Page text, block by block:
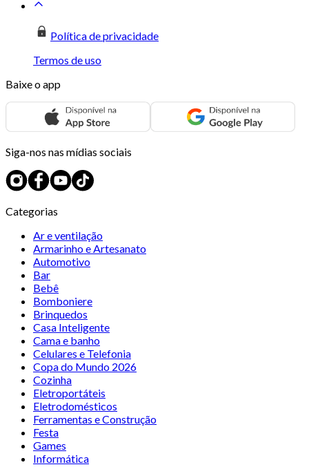
Política de privacidade
Termos de uso
Baixe o app
Siga-nos nas mídias sociais
Categorias
Ar e ventilação
Armarinho e Artesanato
Automotivo
Bar
Bebê
Bomboniere
Brinquedos
Casa Inteligente
Cama e banho
Celulares e Telefonia
Copa do Mundo 2026
Cozinha
Eletroportáteis
Eletrodomésticos
Ferramentas e Construção
Festa
Games
Informática